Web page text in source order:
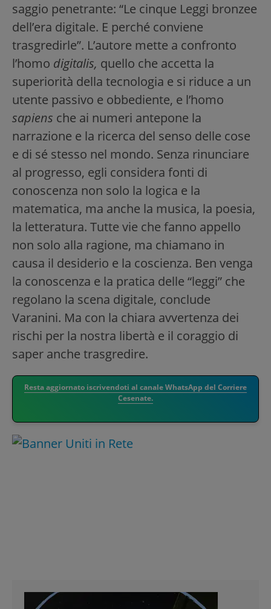
saggio penetrante: “Le cinque Leggi bronzee
dell’era digitale. E perché conviene
trasgredirle”. L’autore mette a confronto
l’homo digitalis, quello che accetta la
superiorità della tecnologia e si riduce a un
utente passivo e obbediente, e l’homo
sapiens che ai numeri antepone la
narrazione e la ricerca del senso delle cose
e di sé stesso nel mondo. Senza rinunciare
al progresso, egli considera fonti di
conoscenza non solo la logica e la
matematica, ma anche la musica, la poesia,
la letteratura. Tutte vie che fanno appello
non solo alla ragione, ma chiamano in
causa il desiderio e la coscienza. Ben venga
la conoscenza e la pratica delle “leggi” che
regolano la scena digitale, conclude
Varanini. Ma con la chiara avvertenza dei
rischi per la nostra libertà e il coraggio di
saper anche trasgredire.
Resta aggiornato iscrivendoti al canale WhatsApp del Corriere
Cesenate.